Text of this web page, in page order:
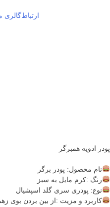
گالریارتباط
پودر ادویه همبرگر
نام محصول: پودر برگر
رنگ :کرم مایل به سبز
نوع: پودری سری گلد اسپشیال
کاربرد و مزیت :از بین بردن بوی